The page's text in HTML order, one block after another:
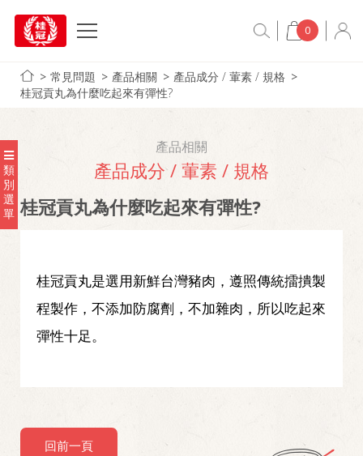
0
常見問題 產品相關
產品成分 / 葷素 / 規格
桂冠貢丸為什麼吃起來有彈性?
類
別
選
單
產品相關
產品成分 / 葷素 / 規格
桂冠貢丸為什麼吃起來有彈性?
桂冠貢丸是選用新鮮台灣豬肉，遵照傳統擂撌製
程製作，不添加防腐劑，不加雜肉，所以吃起來
彈性十足。
回前一頁